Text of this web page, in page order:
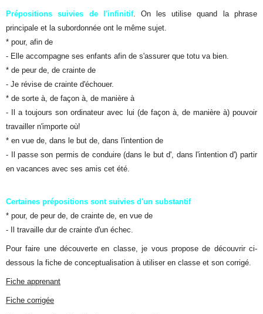
Prépositions suivies de l'infinitif. On les utilise quand la phrase
principale et la subordonnée ont le même sujet.
* pour, afin de
- Elle accompagne ses enfants afin de s'assurer que totu va bien.
* de peur de, de crainte de
- Je révise de crainte d'échouer.
* de sorte à, de façon à, de manière à
- Il a toujours son ordinateur avec lui (de façon à, de manière à) pouvoir
travailler n'importe où!
* en vue de, dans le but de, dans l'intention de
- Il passe son permis de conduire (dans le but d', dans l'intention d') partir
en vacances avec ses amis cet été.
Certaines prépositions sont suivies d'un substantif
* pour, de peur de, de crainte de, en vue de
- Il travaille dur de crainte d'un échec.
Pour faire une découverte en classe, je vous propose de découvrir ci-
dessous la fiche de conceptualisation à utiliser en classe et son corrigé.
Fiche apprenant
Fiche corrigée